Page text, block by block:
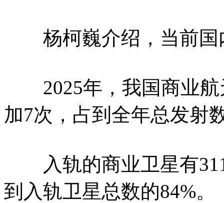
杨柯巍介绍，当前国
2025年，我国商业航
加7次，占到全年总发射
入轨的商业卫星有311
到入轨卫星总数的84%。